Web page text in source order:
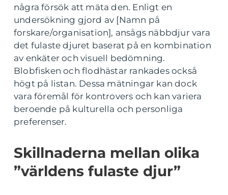
några försök att mäta den. Enligt en
undersökning gjord av [Namn på
forskare/organisation], ansågs näbbdjur vara
det fulaste djuret baserat på en kombination
av enkäter och visuell bedömning.
Blobfisken och flodhästar rankades också
högt på listan. Dessa mätningar kan dock
vara föremål för kontrovers och kan variera
beroende på kulturella och personliga
preferenser.
Skillnaderna mellan olika
”världens fulaste djur”